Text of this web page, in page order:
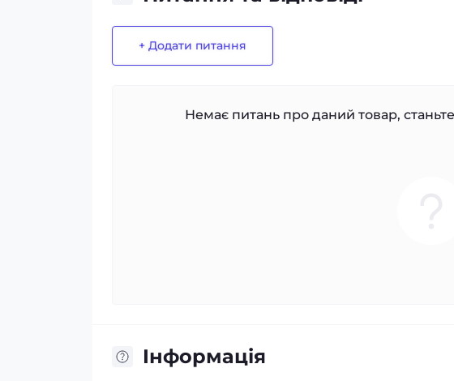
+ Додати питання
Немає питань про даний товар,
Iнформація